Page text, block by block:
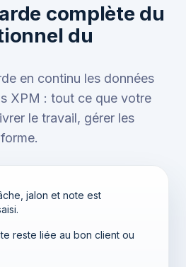
complète du
du
en continu les données
XPM : tout ce que votre
le travail, gérer les
jalon et note est
reste liée au bon client ou